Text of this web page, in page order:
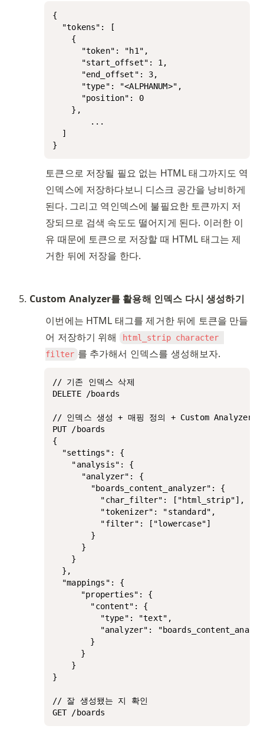
{
  "tokens": [
    {
      "token": "h1",
      "start_offset": 1,
      "end_offset": 3,
      "type": "<ALPHANUM>",
      "position": 0
    },
  ]
}
토큰으로 저장될 필요 없는 HTML 태그까지도 역
인덱스에 저장하다보니 디스크 공간을 낭비하게
된다. 그리고 역인덱스에 불필요한 토큰까지 저
장되므로 검색 속도도 떨어지게 된다. 이러한 이
유 때문에 토큰으로 저장할 때 HTML 태그는 제
거한 뒤에 저장을 한다.
Custom Analyzer를 활용해 인덱스 다시 생성하기
이번에는 HTML 태그를 제거한 뒤에 토큰을 만들
어 저장하기 위해
html_strip character
filter 를 추가해서 인덱스를 생성해보자.
// 기존 인덱스 삭제
DELETE /boards
// 인덱스 생성 + 매핑 정의 + Custom Analyzer
PUT /boards
{
  "settings": {
    "analysis": {
      "analyzer": {
        "boards_content_analyzer": {
          "char_filter": ["html_strip"],
          "tokenizer": "standard",
          "filter": ["lowercase"]
        }
      }
    }
  },
  "mappings": {
}
// 잘 생성됐는 지 확인
GET /boards